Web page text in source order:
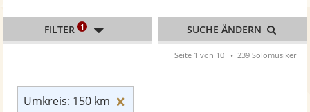
Umkreis: 150 km
FILTER 1 SUCHE ÄNDERN
Seite 1 von 10 239 Solomusiker